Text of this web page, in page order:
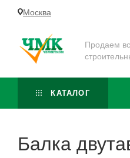
Москва
Продаем
КАТАЛОГ
Балка